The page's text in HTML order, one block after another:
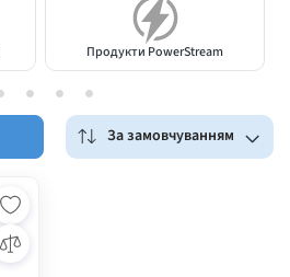
Продукти PowerStream
За замовчуванням